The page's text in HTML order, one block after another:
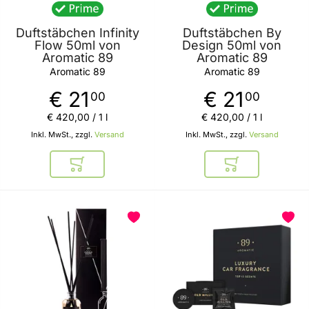
Duftstäbchen Infinity
Flow 50ml von
Aromatic 89
Aromatic 89
€ 21 00
Inkl. MwSt., zzgl. Versand
€ 420,00 / 1 l
In den Warenkorb
Duftstäbchen By
Design 50ml von
Aromatic 89
Aromatic 89
€ 21 00
Inkl. MwSt., zzgl. Versand
€ 420,00 / 1 l
In den